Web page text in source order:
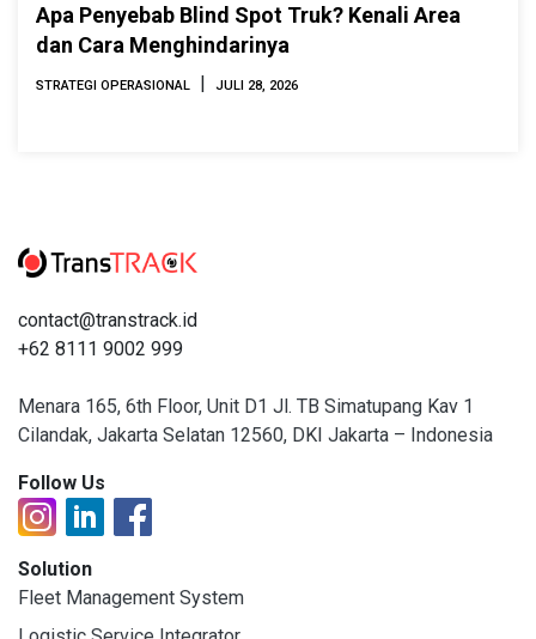
Apa Penyebab Blind Spot Truk? Kenali Area
dan Cara Menghindarinya
STRATEGI OPERASIONAL | JULI 28, 2026
contact@transtrack.id
+62 8111 9002 999
Menara 165, 6th Floor, Unit D1 Jl. TB Simatupang Kav 1
Cilandak, Jakarta Selatan 12560, DKI Jakarta – Indonesia
Follow Us
Solution
Fleet Management System